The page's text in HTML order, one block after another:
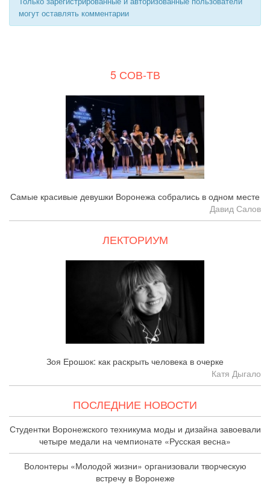
могут оставлять комментарии
5 СОВ-ТВ
Самые красивые девушки Воронежа собрались в одном месте
Давид Салов
ЛЕКТОРИУМ
Зоя Ерошок: как раскрыть человека в очерке
Катя Дыгало
ПОСЛЕДНИЕ НОВОСТИ
Студентки Воронежского техникума моды и дизайна завоевали
четыре медали на чемпионате «Русская весна»
Волонтеры «Молодой жизни» организовали творческую
встречу в Воронеже